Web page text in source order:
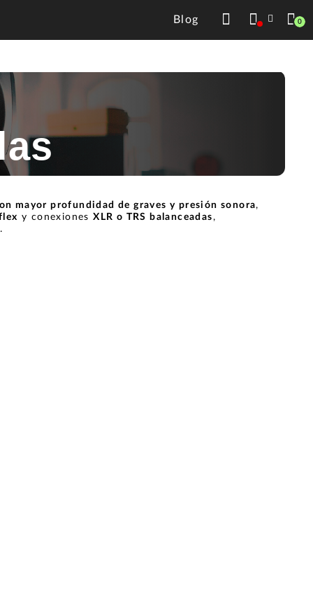
Blog 0
mayor profundidad de graves y presión sonora,
y conexionesXLR o TRS balanceadas,
.